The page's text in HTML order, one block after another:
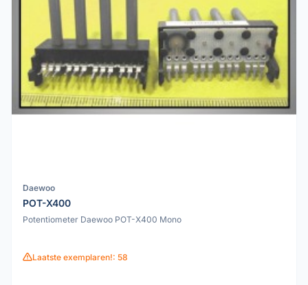
Daewoo
POT-X400
Potentiometer Daewoo POT-X400 Mono
Laatste exemplaren!: 58